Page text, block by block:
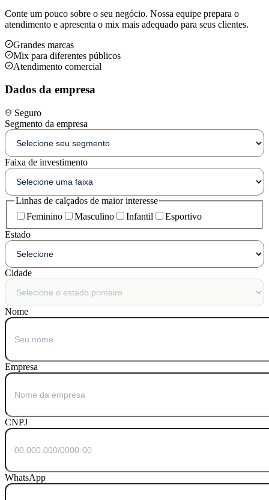
Conte um pouco sobre o seu negócio. Nossa equipe prepara o
atendimento e apresenta o mix mais adequado para seus clientes.
Grandes marcas
Mix para diferentes públicos
Atendimento comercial
Dados da empresa
Seguro
Segmento da empresa
Faixa de investimento
Linhas de calçados de maior interesse
Feminino
Masculino Infantil
Esportivo
Estado
Cidade
Nome
Empresa
CNPJ
WhatsApp